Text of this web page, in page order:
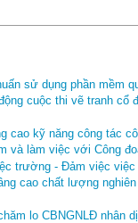
sử dụng phần mềm
cuộc thi vẽ tranh cổ
cao kỹ năng công tác
và làm việc với Công
trường - Đảm việc việc
cao chất lượng
lo CBNGNLĐ nhân